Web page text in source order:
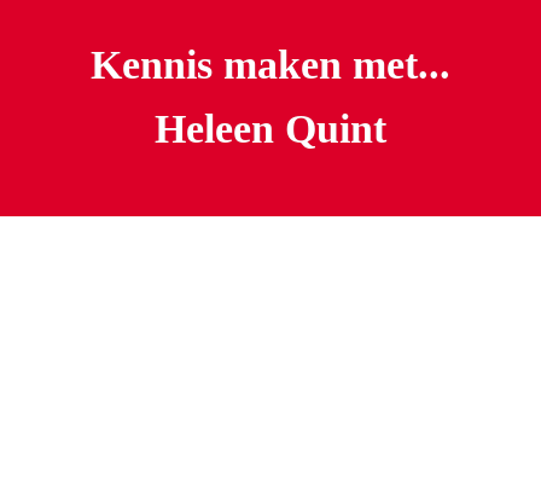
Kennis maken met...
Heleen Quint